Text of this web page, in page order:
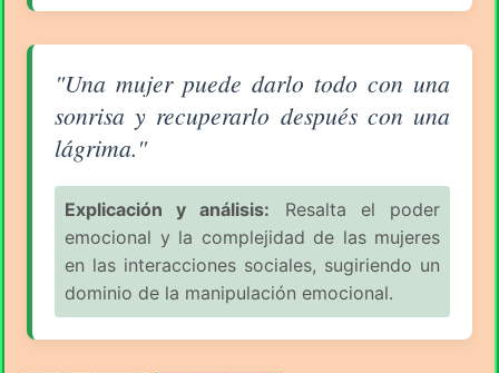
Aforismo sobre la Mujer (pág. 3/18) - Coco Chanel
"Una mujer puede darlo todo con una
sonrisa y recuperarlo después con una
lágrima."
Explicación y análisis: Resalta el poder
emocional y la complejidad de las mujeres
en las interacciones sociales, sugiriendo un
dominio de la manipulación emocional.